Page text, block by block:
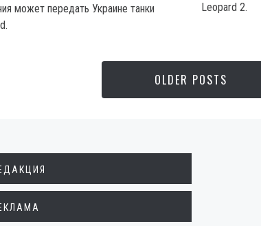
Leopard 2.
может передать Украине танки
OLDER POSTS